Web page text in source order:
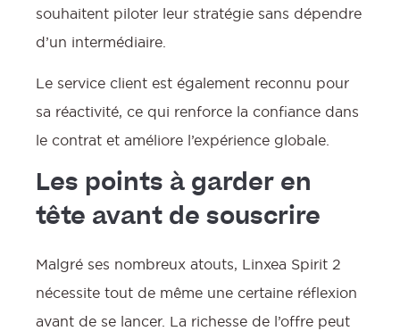
souhaitent piloter leur stratégie sans dépendre
d’un intermédiaire.
Le service client est également reconnu pour
sa réactivité, ce qui renforce la confiance dans
le contrat et améliore l’expérience globale.
Les points à garder en
tête avant de souscrire
Malgré ses nombreux atouts, Linxea Spirit 2
nécessite tout de même une certaine réflexion
avant de se lancer. La richesse de l’offre peut